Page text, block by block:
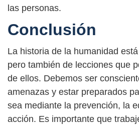
las personas.
Conclusión
La historia de la humanidad
pero también de lecciones que
de ellos. Debemos ser
amenazas y estar preparados
sea mediante la prevención, la
acción. Es importante que